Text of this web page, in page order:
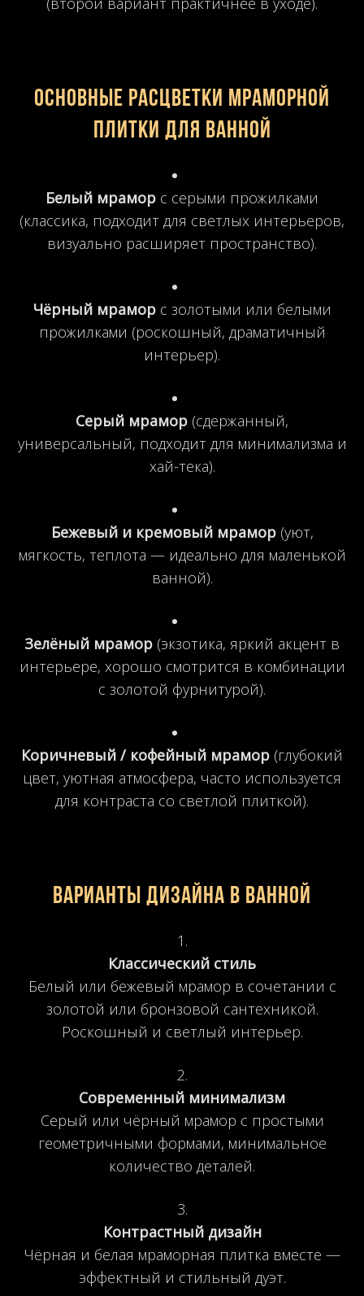
Основные расцветки мраморной
плитки для ванной
Белый мрамор с серыми прожилками
(классика, подходит для светлых интерьеров,
визуально расширяет пространство).
Чёрный мраморс золотыми или белыми
прожилками (роскошный, драматичный
интерьер).
Серый мрамор (сдержанный,
универсальный, подходит для минимализма и
хай-тека).
Бежевый и кремовый мрамор(уют,
мягкость, теплота — идеально для маленькой
ванной).
Зелёный мрамор (экзотика, яркий акцент в
интерьере, хорошо смотрится в комбинации
с золотой фурнитурой).
Коричневый / кофейный мрамор (глубокий
цвет, уютная атмосфера, часто используется
для контраста со светлой плиткой).
Варианты дизайна в ванной
Классический стиль
Белый или бежевый мрамор в сочетании с
золотой или бронзовой сантехникой.
Роскошный и светлый интерьер.
Современный минимализм
Серый или чёрный мрамор с простыми
геометричными формами, минимальное
количество деталей.
Контрастный дизайн
Чёрная и белая мраморная плитка вместе —
эффектный и стильный дуэт.